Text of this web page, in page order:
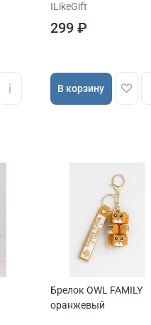
ILikeGift
299 ₽
В корзину
Брелок OWL FAMILY
оранжевый